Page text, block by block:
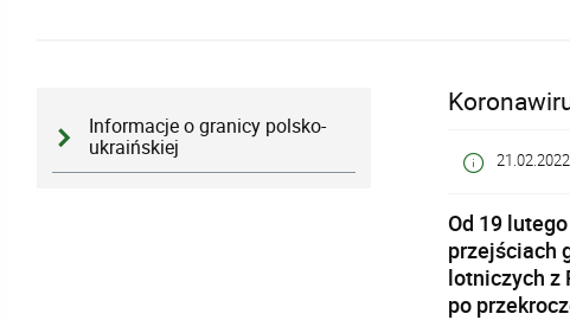
Informacje o granicy polsko-
ukraińskiej
21.02.2022
Od 19
przejściach
lotniczych z
po